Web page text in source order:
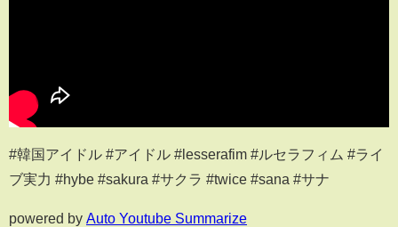
#韓国アイドル #アイドル #lesserafim #ルセラフィム #ライ
ブ実力 #hybe #sakura #サクラ #twice #sana #サナ
powered by Auto Youtube Summarize